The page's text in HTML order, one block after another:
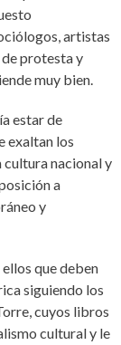
artistas
de protesta y
muy bien.
estar de
exaltan los
nacional y
a
y
que deben
siguiendo los
cuyos libros
cultural y le